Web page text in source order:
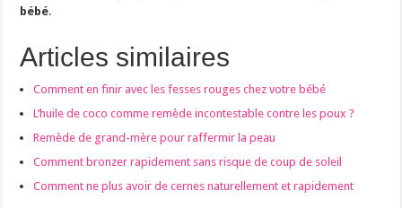
bébé.
Articles similaires
Comment en finir avec les fesses rouges chez votre bébé
L’huile de coco comme remède incontestable contre les poux ?
Remède de grand-mère pour raffermir la peau
Comment bronzer rapidement sans risque de coup de soleil
Comment ne plus avoir de cernes naturellement et rapidement